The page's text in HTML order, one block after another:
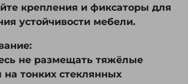
крепления и фиксаторы для
устойчивости мебели.
не размещать тяжёлые
тонких стеклянных